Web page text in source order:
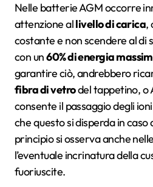
Nelle batterie AGM occorre
attenzione allivello di carica,
costante e non scendere al di
con un60% di energia
garantire ciò, andrebbero
fibra di vetrodel tappetino, o
consente il passaggio degli
che questo si disperda in
principio si osserva anche nelle
l’eventuale incrinatura della
fuoriuscite.